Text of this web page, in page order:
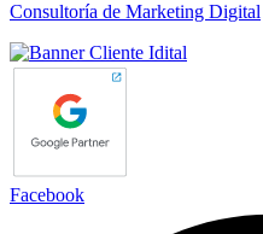
Consultoría de Marketing Digital
Facebook